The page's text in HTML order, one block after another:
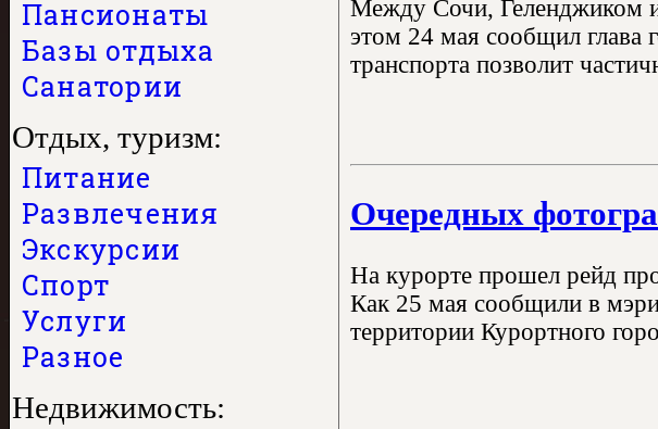
Пансионаты
Базы отдыха
Санатории
Отдых, туризм:
Питание
Развлечения
Экскурсии
Спорт
Услуги
Разное
Недвижимость:
Между Сочи, Геленджиком и
этом 24 мая сообщил глава
транспорта позволит
Очередных
На курорте прошел рейд
Как 25 мая сообщили в
территории Курортного